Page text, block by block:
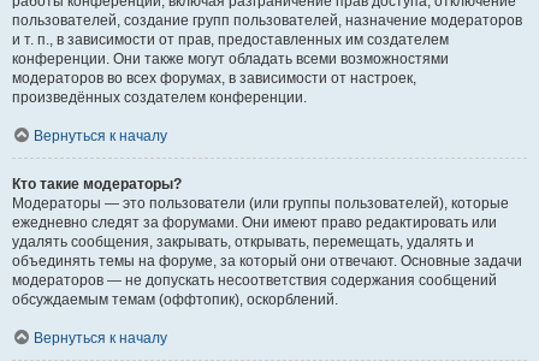
пользователей, создание групп пользователей, назначение модераторов
и т. п., в зависимости от прав, предоставленных им создателем
конференции. Они также могут обладать всеми возможностями
модераторов во всех форумах, в зависимости от настроек,
произведённых создателем конференции.
Вернуться к началу
Кто такие модераторы?
Модераторы — это пользователи (или группы пользователей), которые
ежедневно следят за форумами. Они имеют право редактировать или
удалять сообщения, закрывать, открывать, перемещать, удалять и
объединять темы на форуме, за который они отвечают. Основные задачи
модераторов — не допускать несоответствия содержания сообщений
обсуждаемым темам (оффтопик), оскорблений.
Вернуться к началу